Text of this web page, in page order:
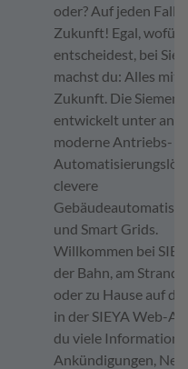
oder? Auf jeden Fall
Zukunft! Egal, wofür
entscheidest, bei
machst du: Alles mit
Zukunft. Die
entwickelt unter
moderne Antriebs-
clevere
und Smart Grids.
Willkommen bei
der Bahn, am Strand,
oder zu Hause auf
in der SIEYA Web-
du viele
Ankündigungen,